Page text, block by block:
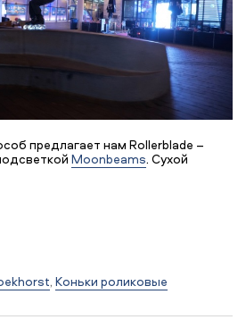
предлагает нам Rollerblade –
Moonbeams. Сухой
, Коньки роликовые